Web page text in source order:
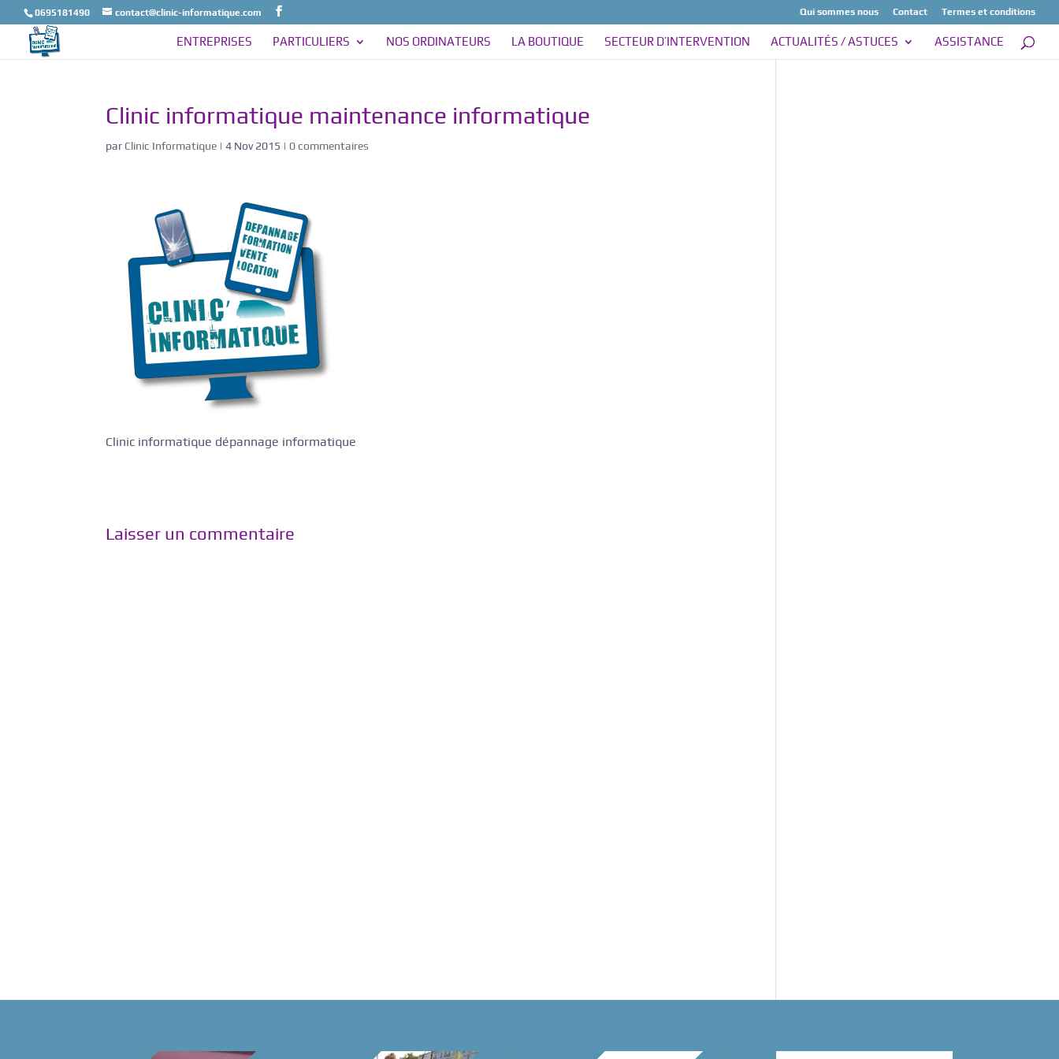
0695181490 contact@clinic-informatique.com Qui sommes nous Contact Termes et conditions
ENTREPRISES PARTICULIERS NOS ORDINATEURS LA BOUTIQUE SECTEUR D’INTERVENTION ACTUALITÉS / ASTUCES ASSISTANCE
Clinic informatique maintenance informatique
par Clinic Informatique |4 Nov 2015 | 0 commentaires
Clinic informatique dépannage informatique
Laisser un commentaire